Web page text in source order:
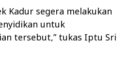
Kadur segera melakukan
untuk
tersebut,” tukas Iptu Sri